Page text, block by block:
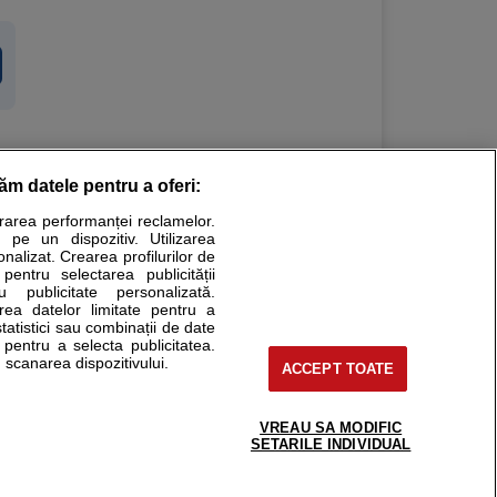
Ele nu pot substitui consultul medical direct si
fie medicul Dvs., fie unul dintre medicii pe care
pacient
support@sfatulmedicului.ro
0374 109 268
datele pentru a oferi:
performanței reclamelor.
pe un dispozitiv. Utilizarea
Crearea profilurilor de
selectarea publicității
publicitate personalizată.
datelor limitate pentru a
sau combinații de date
a selecta publicitatea.
dispozitivului.
ACCEPT TOATE
VREAU SA MODIFIC
SETARILE INDIVIDUAL